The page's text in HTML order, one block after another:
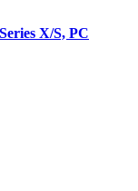
X/S, PC